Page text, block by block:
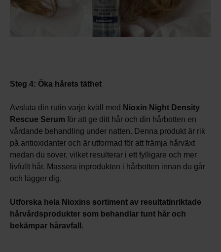
Steg 4: Öka hårets täthet
Avsluta din rutin varje kväll med Nioxin Night Density
Rescue Serum för att ge ditt hår och din hårbotten en
vårdande behandling under natten. Denna produkt är rik
på antioxidanter och är utformad för att främja hårväxt
medan du sover, vilket resulterar i ett fylligare och mer
livfullt hår. Massera inprodukten i hårbotten innan du går
och lägger dig.
Utforska hela Nioxins sortiment av resultatinriktade
hårvårdsprodukter som behandlar tunt hår och
bekämpar håravfall.